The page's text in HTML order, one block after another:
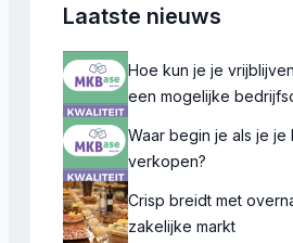
Laatste nieuws
Hoe kun je je
een mogelijke
Waar begin je als je je
verkopen?
Crisp breidt met
zakelijke markt